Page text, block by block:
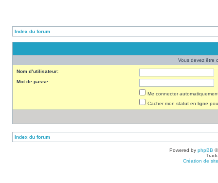
Index du forum
Vous devez être
Nom d’utilisateur:
Mot de passe:
Me connecter
Cacher mon statut en ligne
Index du forum
Powered by phpBB
Création de